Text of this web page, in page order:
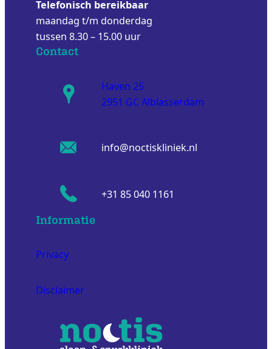
Telefonisch bereikbaar
maandag t/m donderdag
tussen 8.30 – 15.00 uur
Contact
Haven 25
2951 GC Alblasserdam
info@noctiskliniek.nl
+31 85 040 1161
Informatie
Privacy
Disclaimer